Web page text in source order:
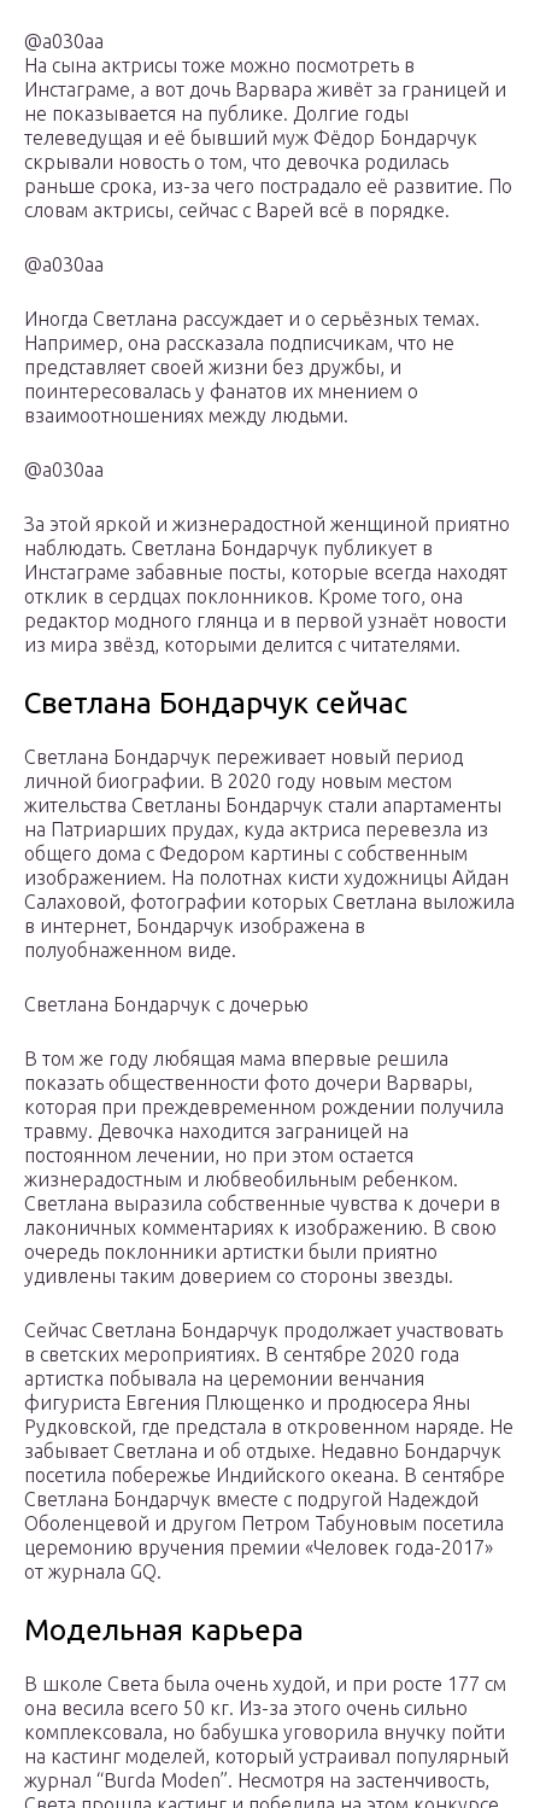
@a030aa
На сына актрисы тоже можно посмотреть в
Инстаграме, а вот дочь Варвара живёт за границей и
не показывается на публике. Долгие годы
телеведущая и её бывший муж Фёдор Бондарчук
скрывали новость о том, что девочка родилась
раньше срока, из-за чего пострадало её развитие. По
словам актрисы, сейчас с Варей всё в порядке.
@a030aa
Иногда Светлана рассуждает и о серьёзных темах.
Например, она рассказала подписчикам, что не
представляет своей жизни без дружбы, и
поинтересовалась у фанатов их мнением о
взаимоотношениях между людьми.
@a030aa
За этой яркой и жизнерадостной женщиной приятно
наблюдать. Светлана Бондарчук публикует в
Инстаграме забавные посты, которые всегда находят
отклик в сердцах поклонников. Кроме того, она
редактор модного глянца и в первой узнаёт новости
из мира звёзд, которыми делится с читателями.
Светлана Бондарчук сейчас
Светлана Бондарчук переживает новый период
личной биографии. В 2020 году новым местом
жительства Светланы Бондарчук стали апартаменты
на Патриарших прудах, куда актриса перевезла из
общего дома с Федором картины с собственным
изображением. На полотнах кисти художницы Айдан
Салаховой, фотографии которых Светлана выложила
в интернет, Бондарчук изображена в
полуобнаженном виде.
Светлана Бондарчук с дочерью
В том же году любящая мама впервые решила
показать общественности фото дочери Варвары,
которая при преждевременном рождении получила
травму. Девочка находится заграницей на
постоянном лечении, но при этом остается
жизнерадостным и любвеобильным ребенком.
Светлана выразила собственные чувства к дочери в
лаконичных комментариях к изображению. В свою
очередь поклонники артистки были приятно
удивлены таким доверием со стороны звезды.
Сейчас Светлана Бондарчук продолжает участвовать
в светских мероприятиях. В сентябре 2020 года
артистка побывала на церемонии венчания
фигуриста Евгения Плющенко и продюсера Яны
Рудковской, где предстала в откровенном наряде. Не
забывает Светлана и об отдыхе. Недавно Бондарчук
посетила побережье Индийского океана. В сентябре
Светлана Бондарчук вместе с подругой Надеждой
Оболенцевой и другом Петром Табуновым посетила
церемонию вручения премии «Человек года-2017»
от журнала GQ.
Модельная карьера
В школе Света была очень худой, и при росте 177 см
она весила всего 50 кг. Из-за этого очень сильно
комплексовала, но бабушка уговорила внучку пойти
на кастинг моделей, который устраивал популярный
журнал “Burda Moden”. Несмотря на застенчивость,